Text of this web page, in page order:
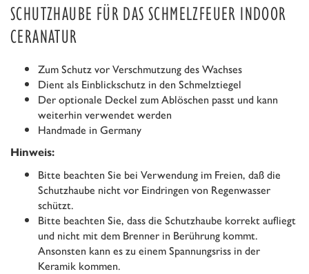
SCHUTZHAUBE FÜR DAS SCHMELZFEUER INDOOR
CERANATUR
Zum Schutz vor Verschmutzung des Wachses
Dient als Einblickschutz in den Schmelztiegel
Der optionale Deckel zum Ablöschen passt und kann
weiterhin verwendet werden
Handmade in Germany
Hinweis:
Bitte beachten Sie bei Verwendung im Freien, daß die
Schutzhaube nicht vor Eindringen von Regenwasser
schützt.
Bitte beachten Sie, dass die Schutzhaube korrekt aufliegt
und nicht mit dem Brenner in Berührung kommt.
Ansonsten kann es zu einem Spannungsriss in der
Keramik kommen.